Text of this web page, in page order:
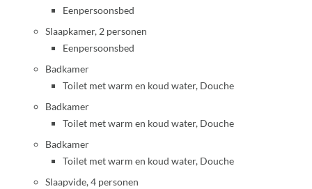
Eenpersoonsbed
Slaapkamer, 2 personen
Eenpersoonsbed
Badkamer
Toilet met warm en koud water, Douche
Badkamer
Toilet met warm en koud water, Douche
Badkamer
Toilet met warm en koud water, Douche
Slaapvide, 4 personen